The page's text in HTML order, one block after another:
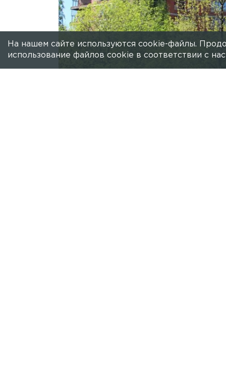
На нашем сайте используются cookie-файлы.
использование файлов cookie в соответствии с